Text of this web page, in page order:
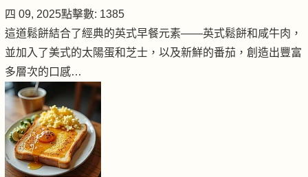
四 09, 2025點擊數: 1385
這道鬆餅結合了經典的英式早餐元素——英式鬆餅和咸牛肉，
並加入了美式的太陽蛋和芝士，以及新鮮的番茄，創造出豐富
多層次的口感…